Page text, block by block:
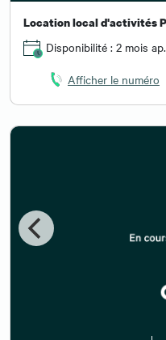
Location local d'activités
Disponibilité : 2 mois
Afficher le numéro